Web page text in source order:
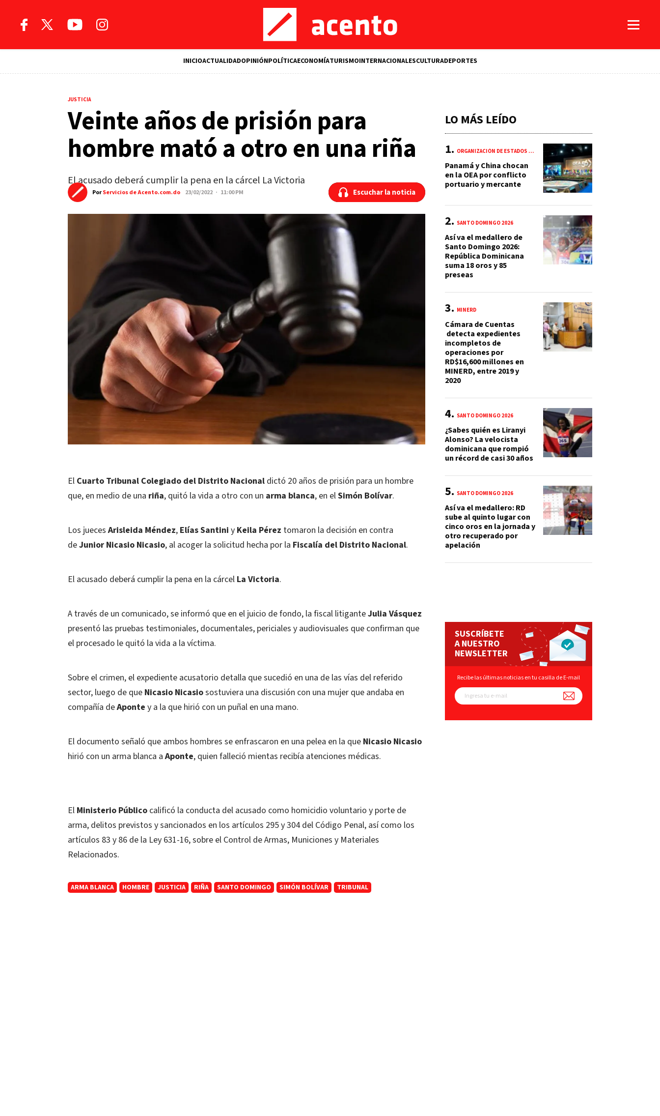
INICIOACTUALIDADOPINIÓNPOLÍTICAECONOMÍATURISMOINTERNACIONALESCULTURADEPORTES
JUSTICIA
Veinte años de prisión para
hombre mató a otro en una riña
El acusado deberá cumplir la pena en la cárcel La Victoria
PorServicios de Acento.com.do 23/02/2022 · 11:00 PM Escuchar la noticia
Escuchar la noticia
El Cuarto Tribunal Colegiado del Distrito Nacional dictó 20 años de prisión para un hombre
que, en medio de una riña, quitó la vida a otro con un arma blanca, en elSimón Bolívar.
Los juecesArisleida Méndez, Elías Santini y Keila Pérez tomaron la decisión en contra
deJunior Nicasio Nicasio, al acoger la solicitud hecha por la Fiscalía del Distrito Nacional.
El acusado deberá cumplir la pena en la cárcel La Victoria.
A través de un comunicado, se informó que en el juicio de fondo, la fiscal litiganteJulia Vásquez
presentó las pruebas testimoniales, documentales, periciales y audiovisuales que confirman que
el procesado le quitó la vida a la víctima.
Sobre el crimen, el expediente acusatorio detalla que sucedió en una de las vías del referido
sector, luego de que Nicasio Nicasiosostuviera una discusión con una mujer que andaba en
compañía deAponte y a la que hirió con un puñal en una mano.
El documento señaló que ambos hombres se enfrascaron en una pelea en la que Nicasio Nicasio
hirió con un arma blanca aAponte, quien falleció mientas recibía atenciones médicas.
El Ministerio Público calificó la conducta del acusado como homicidio voluntario y porte de
arma, delitos previstos y sancionados en los artículos 295 y 304 del Código Penal, así como los
artículos 83 y 86 de la Ley 631-16, sobre el Control de Armas, Municiones y Materiales
Relacionados.
ARMA BLANCA HOMBRE JUSTICIA RIÑA SANTO DOMINGO SIMÓN BOLÍVAR TRIBUNAL
LO MÁS LEÍDO
ORGANIZACIÓN DE ESTADOS AMERICANOS (OEA)
Panamá y China chocan
en la OEA por conflicto
portuario y mercante
SANTO DOMINGO 2026
Así va el medallero de
Santo Domingo 2026:
República Dominicana
suma 18 oros y 85
preseas
MINERD
Cámara de Cuentas
detecta expedientes
incompletos de
operaciones por
RD$16,600 millones en
MINERD, entre 2019 y
2020
SANTO DOMINGO 2026
¿Sabes quién es Liranyi
Alonso? La velocista
dominicana que rompió
un récord de casi 30 años
SANTO DOMINGO 2026
Así va el medallero: RD
sube al quinto lugar con
cinco oros en la jornada y
otro recuperado por
apelación
SUSCRÍBETE
A NUESTRO
NEWSLETTER
Recibe las últimas noticias en tu casilla de E-mail